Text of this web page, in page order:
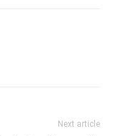
Next article